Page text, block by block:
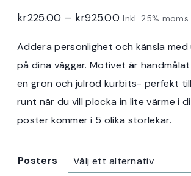
kr225.00 – kr925.00 Prisintervall:
Inkl. 25% moms
Addera personlighet och känsla med
på dina väggar. Motivet är
en grön och julröd kurbits- perfekt
runt när du vill plocka in lite värme i
poster kommer i 5 olika storlekar.
Posters